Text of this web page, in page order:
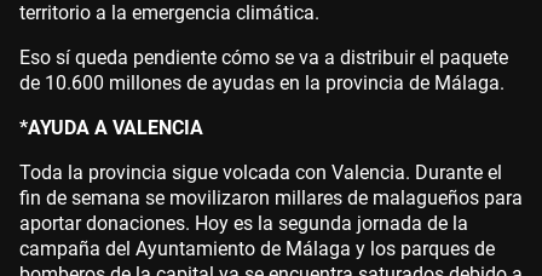
territorio a la emergencia climática.
Eso sí queda pendiente cómo se va a distribuir el paquete
de 10.600 millones de ayudas en la provincia de Málaga.
*AYUDA A VALENCIA
Toda la provincia sigue volcada con Valencia. Durante el
fin de semana se movilizaron millares de malagueños para
aportar donaciones. Hoy es la segunda jornada de la
campaña del Ayuntamiento de Málaga y los parques de